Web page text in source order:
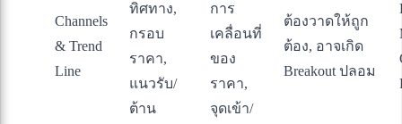
Channels
& Trend
Line
ทิศทาง,
กรอบ
ราคา,
แนวรับ/
ต้าน
การ
เคลื่อนที่
ของ
ราคา,
จุดเข้า/
ต้องวาดให้ถูก
ต้อง, อาจเกิด
Breakout ปลอม